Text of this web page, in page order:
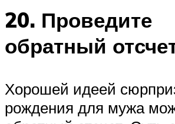
20. Проведите
обратный
Хорошей идеей
рождения для мужа